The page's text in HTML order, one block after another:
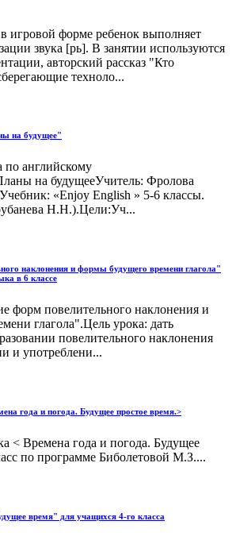
игровой форме ребенок выполняет
звука [рь]. В занятии используются
авторский рассказ "Кто
техноло...
на будущее"
по английскому
на будущееУчитель: Фролова
«Enjoy English » 5-6 классы.
Н.Н.).Цели:Уч...
наклонения и формы будущего времени глагола"
в 6 классе
форм повелительного наклонения и
глагола".Цель урока: дать
повелительного наклонения
и употреблени...
года и погода. Будущее простое время.>
< Времена года и погода. Будущее
по программе Биболетовой М.З....
время" для учащихся 4-го класса